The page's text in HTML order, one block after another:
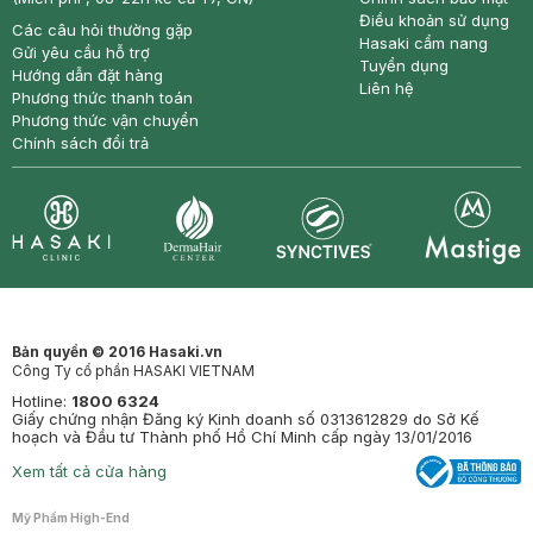
Các câu hỏi thường gặp
Gửi yêu cầu hỗ trợ
Hướng dẫn đặt hàng
Phương thức thanh toán
Phương thức vận chuyển
Chính sách đổi trả
Điều khoản sử dụng
Hasaki cẩm nang
Tuyển dụng
Liên hệ
Bản quyền © 2016 Hasaki.vn
Công Ty cổ phần HASAKI VIETNAM
Hotline: 1800 6324
Giấy chứng nhận Đăng ký Kinh doanh số 0313612829 do Sở Kế
hoạch và Đầu tư Thành phố Hồ Chí Minh cấp ngày 13/01/2016
Xem tất cả cửa hàng
Mỹ Phẩm High-End